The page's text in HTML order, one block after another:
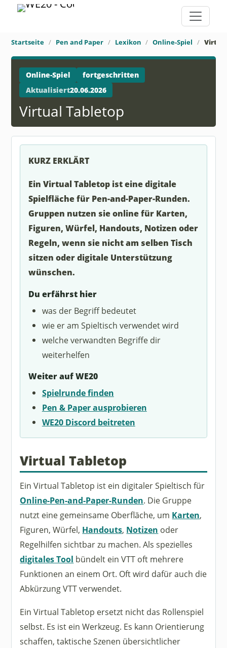
Startseite Pen and Paper Lexikon Online-Spiel
Online-Spiel
fortgeschritten
Aktualisiert20.06.2026
Virtual Tabletop
KURZ ERKLÄRT
Ein Virtual Tabletop ist eine digitale
Spielfläche für Pen-and-Paper-Runden.
Gruppen nutzen sie online für Karten,
Figuren, Würfel, Handouts, Notizen oder
Regeln, wenn sie nicht am selben Tisch
sitzen oder digitale Unterstützung
wünschen.
Du erfährst hier
was der Begriff bedeutet
wie er am Spieltisch verwendet wird
welche verwandten Begriffe dir
weiterhelfen
Weiter auf WE20
Spielrunde finden
Pen & Paper ausprobieren
WE20 Discord beitreten
Virtual Tabletop
Ein Virtual Tabletop ist ein digitaler Spieltisch für
Online-Pen-and-Paper-Runden. Die Gruppe
nutzt eine gemeinsame Oberfläche, um Karten,
Figuren, Würfel, Handouts, Notizen oder
Regelhilfen sichtbar zu machen. Als spezielles
digitales Tool bündelt ein VTT oft mehrere
Funktionen an einem Ort. Oft wird dafür auch die
Abkürzung VTT verwendet.
Ein Virtual Tabletop ersetzt nicht das Rollenspiel
selbst. Es ist ein Werkzeug. Es kann Orientierung
schaffen, taktische Szenen übersichtlicher